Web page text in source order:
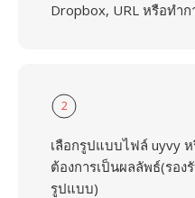
Dropbox, URL หรือทำ
2
เลือกรูปแบบไฟล์ uyvy
ต้องการเป็นผลลัพธ์(รอ
รูปแบบ)